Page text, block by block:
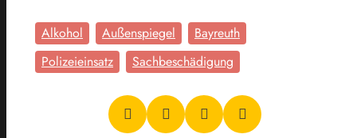
Alkohol Außenspiegel
Bayreuth
Polizeieinsatz
Sachbeschädigung